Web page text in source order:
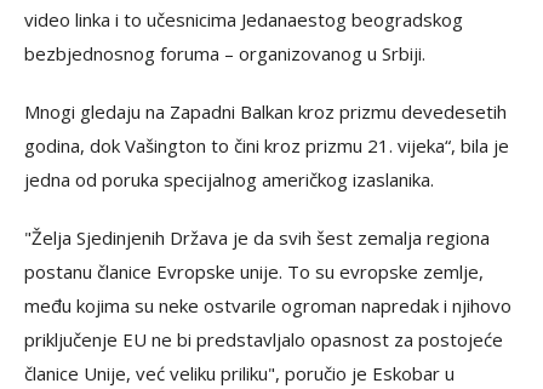
video linka i to učesnicima Jedanaestog beogradskog
bezbjednosnog foruma – organizovanog u Srbiji.
Mnogi gledaju na Zapadni Balkan kroz prizmu devedesetih
godina, dok Vašington to čini kroz prizmu 21. vijeka“, bila je
jedna od poruka specijalnog američkog izaslanika.
"Želja Sjedinjenih Država je da svih šest zemalja regiona
postanu članice Evropske unije. To su evropske zemlje,
među kojima su neke ostvarile ogroman napredak i njihovo
priključenje EU ne bi predstavljalo opasnost za postojeće
članice Unije, već veliku priliku", poručio je Eskobar u